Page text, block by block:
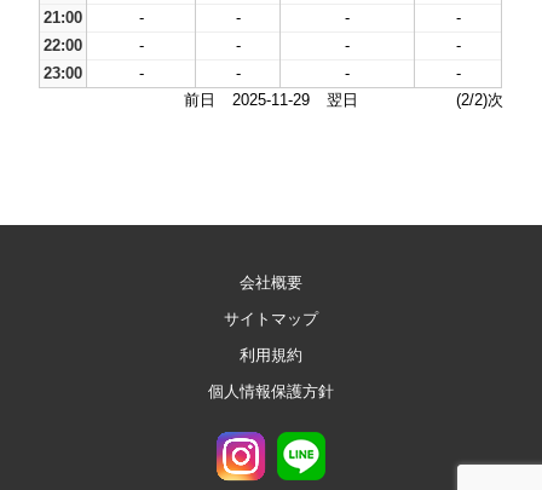
21:00
- - -
-
22:00
- - -
-
23:00
- - -
-
前日
2025-11-29 翌日 (2/2)次
会社概要
サイトマップ
利用規約
個人情報保護方針